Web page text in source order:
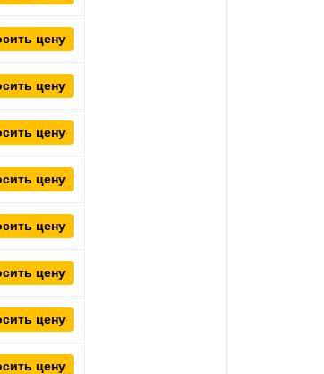
цену
цену
цену
цену
цену
цену
цену
цену